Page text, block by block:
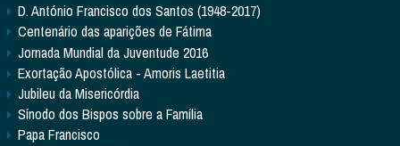
D. António Francisco dos Santos (1948-2017)
Centenário das aparições de Fátima
Jornada Mundial da Juventude 2016
Exortação Apostólica - Amoris Laetitia
Jubileu da Misericórdia
Sínodo dos Bispos sobre a Família
Papa Francisco